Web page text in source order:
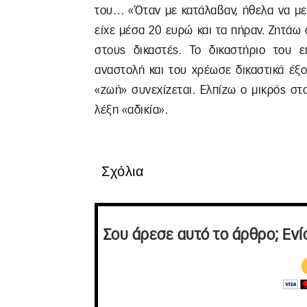
του… «Όταν με κατάλαβαν, ήθελα να με
είχε μέσα 20 ευρώ και τα πήραν. Ζητάω
στους δικαστές. Το δικαστήριο του
αναστολή και του χρέωσε δικαστικά
«ζωή» συνεχίζεται. Ελπίζω ο μικρός
λέξη «αδικία».
Σχόλια
Σου άρεσε αυτό το άρθρο;